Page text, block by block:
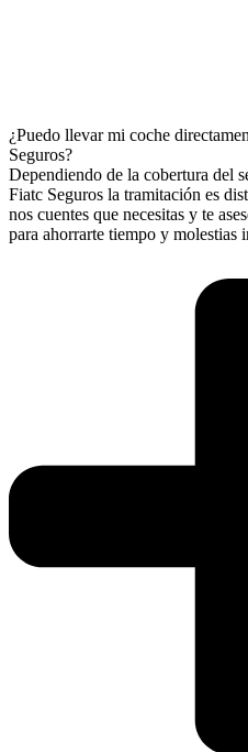
¿Puedo llevar mi coche
Seguros?
Dependiendo de la cobertura del
Fiatc Seguros la tramitación es
nos cuentes que necesitas y te
para ahorrarte tiempo y molestias